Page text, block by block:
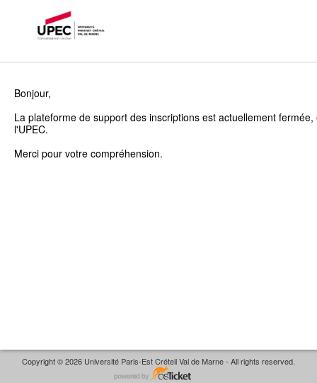
Bonjour,
La plateforme de support des inscriptions est actuellement
l'UPEC.
Merci pour votre compréhension.
Copyright © 2026 Université Paris-Est Créteil Val de Marne - All rights reserved.